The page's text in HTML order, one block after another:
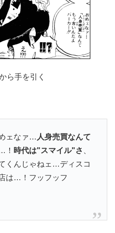
ら手を引く
ェなァ… 人身売買なんて
！ 時代は"スマイル"さ
くんじゃねェ…ディスコ
は…！フッフッフ